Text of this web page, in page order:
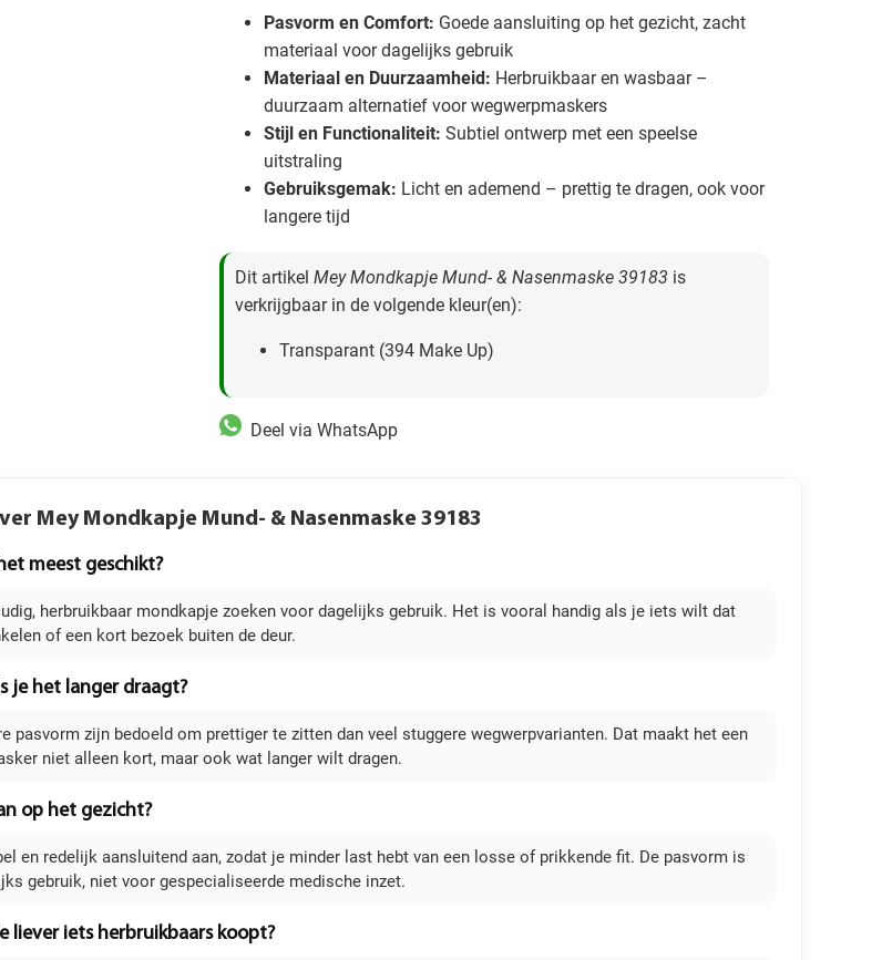
Pasvorm en Comfort: Goede aansluiting op het gezicht, zacht
materiaal voor dagelijks gebruik
Materiaal en Duurzaamheid: Herbruikbaar en wasbaar –
duurzaam alternatief voor wegwerpmaskers
Stijl en Functionaliteit: Subtiel ontwerp met een speelse
uitstraling
Gebruiksgemak: Licht en ademend – prettig te dragen, ook voor
langere tijd
Dit artikel Mey Mondkapje Mund- & Nasenmaske 39183 is
verkrijgbaar in de volgende kleur(en):
Transparant (394 Make Up)
Deel via WhatsApp
Mey Mondkapje Mund- & Nasenmaske 39183
meest geschikt?
herbruikbaar mondkapje zoeken voor dagelijks gebruik. Het is vooral handig als je iets wilt dat
of een kort bezoek buiten de deur.
je het langer draagt?
pasvorm zijn bedoeld om prettiger te zitten dan veel stuggere wegwerpvarianten. Dat maakt het een
niet alleen kort, maar ook wat langer wilt dragen.
op het gezicht?
en redelijk aansluitend aan, zodat je minder last hebt van een losse of prikkende fit. De pasvorm is
gebruik, niet voor gespecialiseerde medische inzet.
liever iets herbruikbaars koopt?